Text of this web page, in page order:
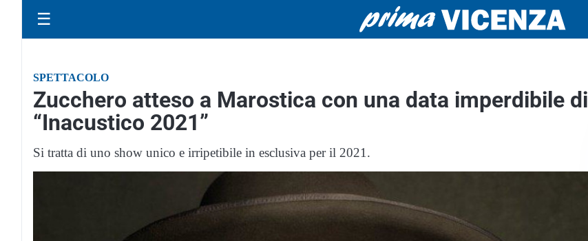
☰
SPETTACOLO
Zucchero atteso a Marostica con una data imperdibile di
“Inacustico 2021”
Si tratta di uno show unico e irripetibile in esclusiva per il 2021.